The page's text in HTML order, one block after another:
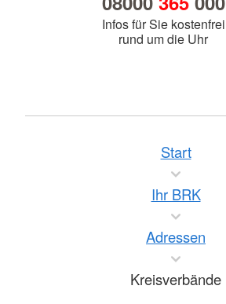
Infos für Sie kostenfrei
rund um die Uhr
Start
Ihr BRK
Adressen
Kreisverbände